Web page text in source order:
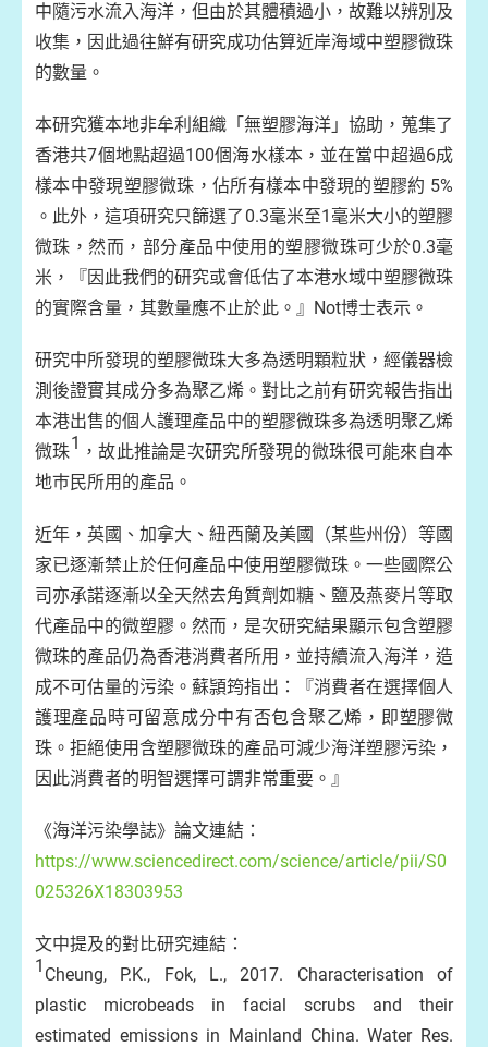
中隨污水流入海洋，但由於其體積過小，故難以辨別及
收集，因此過往鮮有研究成功估算近岸海域中塑膠微珠
的數量。
本研究獲本地非牟利組織「無塑膠海洋」協助，蒐集了
香港共7個地點超過100個海水樣本，並在當中超過6成
樣本中發現塑膠微珠，佔所有樣本中發現的塑膠約 5%
。此外，這項研究只篩選了0.3毫米至1毫米大小的塑膠
微珠，然而，部分產品中使用的塑膠微珠可少於0.3毫
米，『因此我們的研究或會低估了本港水域中塑膠微珠
的實際含量，其數量應不止於此。』Not博士表示。
研究中所發現的塑膠微珠大多為透明顆粒狀，經儀器檢
測後證實其成分多為聚乙烯。對比之前有研究報告指出
本港出售的個人護理產品中的塑膠微珠多為透明聚乙烯
微珠1 ，故此推論是次研究所發現的微珠很可能來自本
地巿民所用的產品。
近年，英國、加拿大、紐西蘭及美國（某些州份）等國
家已逐漸禁止於任何產品中使用塑膠微珠。一些國際公
司亦承諾逐漸以全天然去角質劑如糖、鹽及燕麥片等取
代產品中的微塑膠。然而，是次研究結果顯示包含塑膠
微珠的產品仍為香港消費者所用，並持續流入海洋，造
成不可估量的污染。蘇頴筠指出：『消費者在選擇個人
護理產品時可留意成分中有否包含聚乙烯，即塑膠微
珠。拒絕使用含塑膠微珠的產品可減少海洋塑膠污染，
因此消費者的明智選擇可謂非常重要。』
《海洋污染學誌》論文連結：
https://www.sciencedirect.com/science/article/pii/S0
025326X18303953
文中提及的對比研究連結：
1 Cheung, P.K., Fok, L., 2017. Characterisation of
plastic microbeads in facial scrubs and their
estimated emissions in Mainland China. Water Res.